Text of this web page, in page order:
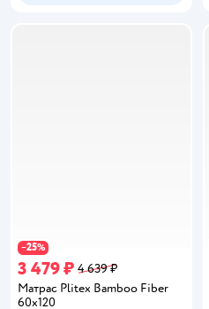
−25%
3 479 ₽ 4 639 ₽
Матрас Plitex Bamboo Fiber
60х120